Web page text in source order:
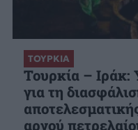
ΤΟΥΡΚΙΑ
Τουρκία –
για τη
αργού